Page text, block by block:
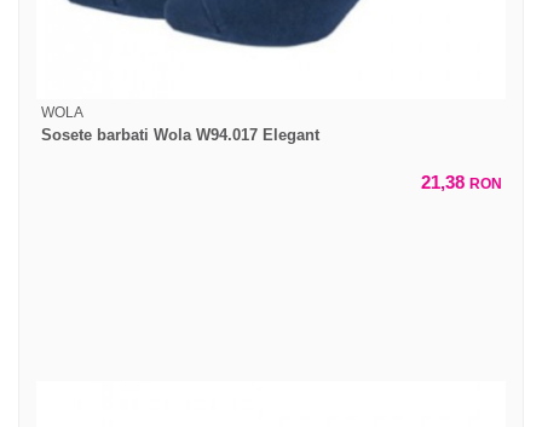
WOLA
Sosete barbati Wola W94.017 Elegant
21,38 RON